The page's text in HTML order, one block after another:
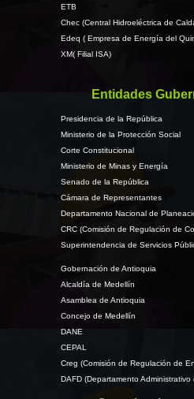
ETB
Chec (Central Hidroeléctrica de
Edeq ( Empresa de Energía del
XM( Filial ISA)
Entidades
Presidencia de la República
Ministerio de la Protección Social
Corte Constitucional
Ministerio de Minas y Energía
Senado de la República
Cámara de Representantes
Departamento Nacional de
CRC (Comisión de Regulación de
Superintendencia de Servicios
Gobernación de Antioquia
Alcaldía de Medellín
Asamblea de Antioquia
Concejo de Medellín
DANE
CEPAL
Creg (Comisión de Regulación de
DAFD (Departamento